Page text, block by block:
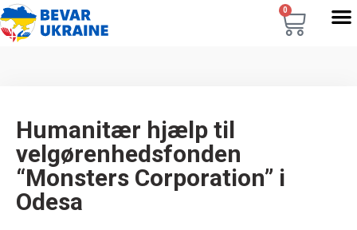
0
Humanitær hjælp til
velgørenhedsfonden
“Monsters Corporation” i
Odesa